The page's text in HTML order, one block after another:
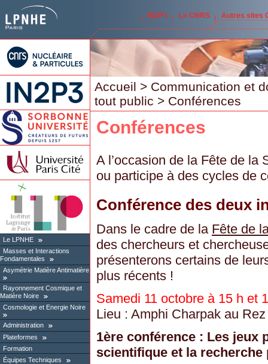
IN2P3 Le CNRS Autres sites
Le LPNHE
Masses et Interactions
Fondamentales
Asymétrie Matière Antimatière
Rayonnement Cosmique et
Matière Noire
Cosmologie et Energie Noire
Administration
Plateformes
Formation
Équipes Techniques
Accueil > Communication et
tout public > Conférences
Conférences
A l’occasion de la Fête de la
ou participe à des cycles de
Conférence des deux
Dans le cadre de la Fête de
des chercheurs et
présenterons certains de
plus récents !
Samedi 11 octobre à 15 h et
Lieu : Amphi Charpak au
1ère conférence : Les jeux
scientifique et la recherche